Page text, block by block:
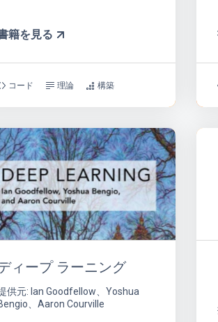
籍を見る
コード 理論 構築
ィープ ラーニング
供元: Ian Goodfellow、Yoshua
、Aaron Courville